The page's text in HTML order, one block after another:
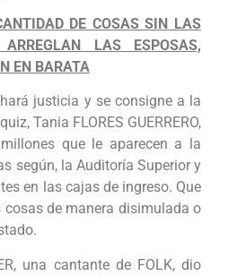
DE COSAS SIN LAS
LAS ESPOSAS,
EN BARATA
hará justicia y se consigne a la
Tania FLORES GUERRERO,
que le aparecen a la
según, la Auditoría Superior y
en las cajas de ingreso. Que
de manera disimulada o
una cantante de FOLK, dio